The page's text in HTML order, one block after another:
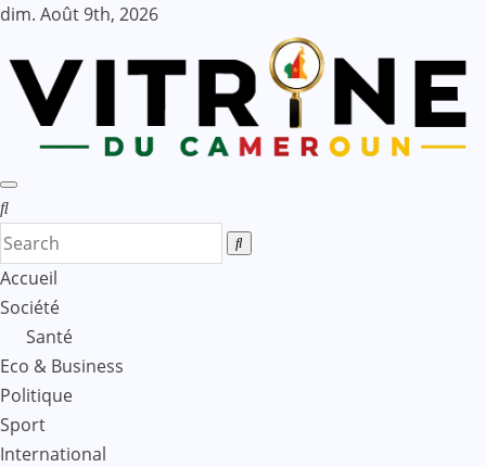
Skip
content
dim. Août 9th, 2026
Accueil
Société
Santé
Eco & Business
Politique
Sport
International